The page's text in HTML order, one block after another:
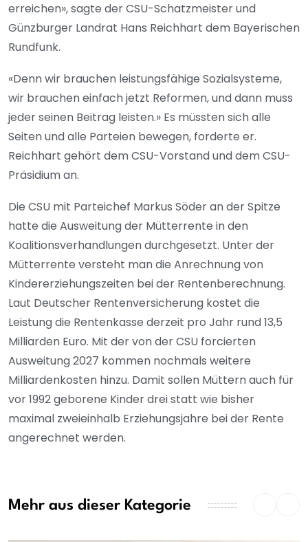
erreichen», sagte der CSU-Schatzmeister und
Günzburger Landrat Hans Reichhart dem Bayerischen
Rundfunk.
«Denn wir brauchen leistungsfähige Sozialsysteme,
wir brauchen einfach jetzt Reformen, und dann muss
jeder seinen Beitrag leisten.» Es müssten sich alle
Seiten und alle Parteien bewegen, forderte er.
Reichhart gehört dem CSU-Vorstand und dem CSU-
Präsidium an.
Die CSU mit Parteichef Markus Söder an der Spitze
hatte die Ausweitung der Mütterrente in den
Koalitionsverhandlungen durchgesetzt. Unter der
Mütterrente versteht man die Anrechnung von
Kindererziehungszeiten bei der Rentenberechnung.
Laut Deutscher Rentenversicherung kostet die
Leistung die Rentenkasse derzeit pro Jahr rund 13,5
Milliarden Euro. Mit der von der CSU forcierten
Ausweitung 2027 kommen nochmals weitere
Milliardenkosten hinzu. Damit sollen Müttern auch für
vor 1992 geborene Kinder drei statt wie bisher
maximal zweieinhalb Erziehungsjahre bei der Rente
angerechnet werden.
Mehr aus dieser Kategorie